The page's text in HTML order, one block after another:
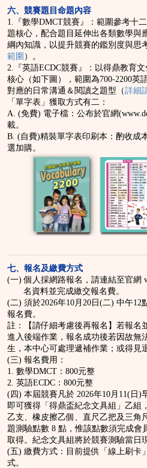
六、競賽題目命題內容
1.『數學DMCT競賽』：範圍參考十
題核心，配合題目延伸出各類數學與
綱內知識，以提升競賽的鑑別度與思
範圍 ）。
2.『英語ECDC競賽』：以得鼎教育
核心（如下圖），範圍為700-2200英
對應的日常溝通＆閱讀之題型（詳細
「單字表」獲取方式有二：
A. (免費) 電子檔：公布於官網
載。
B. (自費)精裝單字表印刷本：酌收成
選加購。
七、報名及繳費方式
(一) 個人採網路報名，請連結至官網
名資料並完成繳交報名費。
(二) 須於2026年10月20日(二) 中午
報名費。
註：【請仔細考慮後再報名】若報名
進入後端作業，報名成功後若因故無
生，本中心可處理遞補作業；或得見
(三) 報名費用：
1. 數學DMCT：800元整
2. 英語ECDC：800元整
(四) 本屆競賽凡於 2026年10月11(日)
即可獲得「得鼎盃紀念文具組」乙組
乙支、橡皮擦乙個、直尺乙把及三角
題測驗點數 8 點，惟該點數須完成會
取得。紀念文具組將於競賽測驗當日
(五) 繳費方式：目前提供「線上刷卡
式。